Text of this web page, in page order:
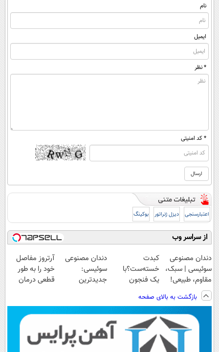
نام
ایمیل
* نظر
* کد امنیتی
اعتبارسنجی دیزل ژنراتور بوکینگ
از سراسر وب
دندان مصنوعی
سوئیسی | سبک،
مقاوم، طبیعی!
ویزیت
رایگان+پرداخت
اقساطی😍
کبدت
خسته‌ست؟با
یک فنجون
پاکسازیش کن
دندان مصنوعی
سوئیسی:
جدیدترین
پرداخت قسطی
آرتروز مفاصل
خود را به طور
قطعی درمان
بازگشت به بالای صفحه